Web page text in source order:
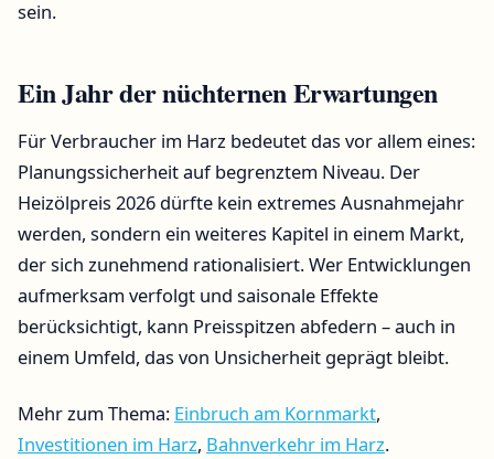
sein.
Ein Jahr der nüchternen Erwartungen
Für Verbraucher im Harz bedeutet das vor allem eines:
Planungssicherheit auf begrenztem Niveau. Der
Heizölpreis 2026 dürfte kein extremes Ausnahmejahr
werden, sondern ein weiteres Kapitel in einem Markt,
der sich zunehmend rationalisiert. Wer Entwicklungen
aufmerksam verfolgt und saisonale Effekte
berücksichtigt, kann Preisspitzen abfedern – auch in
einem Umfeld, das von Unsicherheit geprägt bleibt.
Mehr zum Thema: Einbruch am Kornmarkt,
Investitionen im Harz, Bahnverkehr im Harz.